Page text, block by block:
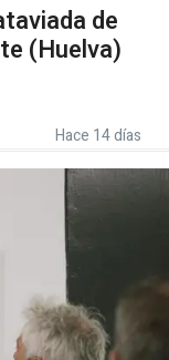
de
(Huelva)
Hace 14 días